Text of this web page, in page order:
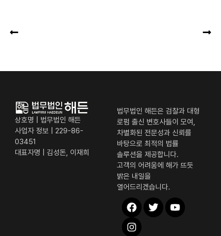
상호명 | 법무법인 해든
사업자 정보 | 229-86-
03451
대표자명 | 김성돈, 이재희
법무법인 해든은 검찰과 대형
로펌 출신 변호사들이 모여,
차별화된 전문성과 신뢰를
바탕으로 최적의 법률
솔루션을 제공합니다.
고객의 어려움에 해가 뜨듯
밝은 내일을
열어드리겠습니다.